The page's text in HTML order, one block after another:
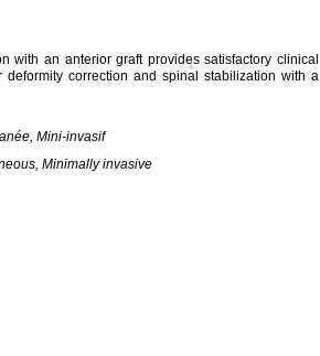
with an anterior graft provides satisfactory clinical
correction and spinal stabilization with a
Mini-invasif
Minimally invasive